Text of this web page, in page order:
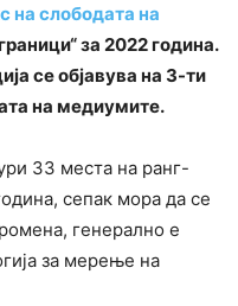
на слободата на
за 2022 година.
се објавува на 3-ти
на медиумите.
33 места на ранг-
сепак мора да се
генерално е
за мерење на